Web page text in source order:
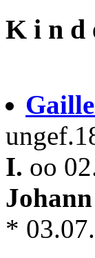
K i n d
I. oo
Johann
*